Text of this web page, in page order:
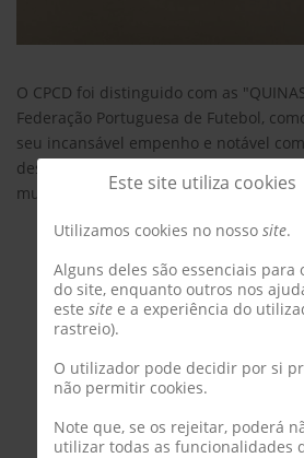
O CPCD foi distinguido com as
Federação Portuguesa de Futebol,
seu incansável empenho e notável
desenvolvimento e promoção do
muito obrigado à FPF!Este site utiliza cookies
Utilizamos cookies no nosso site.
Alguns deles são essenciais
do site, enquanto outros nos
este site e a experiência do
rastreio).
O utilizador pode decidir por si
não permitir cookies.
Note que, se os rejeitar, poderá
utilizar todas as funcionalidades